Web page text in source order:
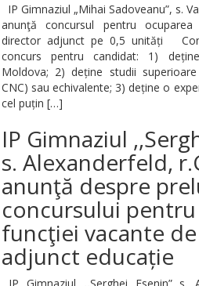
IP Gimnaziul „Mihai Sadoveanu”, s.
anunţă concursul pentru
director adjunct pe 0,5 unități
concurs pentru candidat: 1)
Moldova; 2) deține studii
CNC) sau echivalente; 3) deține o
cel puțin […]
IP Gimnaziul
s. Alexanderfeld,
anunţă despre
concursului
funcţiei vacante
adjunct educație